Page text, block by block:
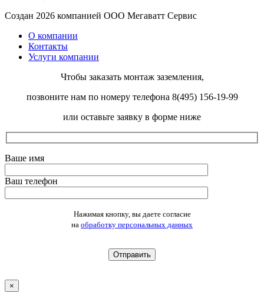
Создан 2026 компанией ООО Мегаватт Сервис
О компании
Контакты
Услуги компании
Чтобы заказать монтаж заземления,
позвоните нам по номеру телефона 8(495) 156-19-99
или оставьте заявку в форме ниже
Ваше имя
Ваш телефон
Оставьте это поле пустым.Нажимая кнопку, вы даете согласие
на обработку персональных данных
×